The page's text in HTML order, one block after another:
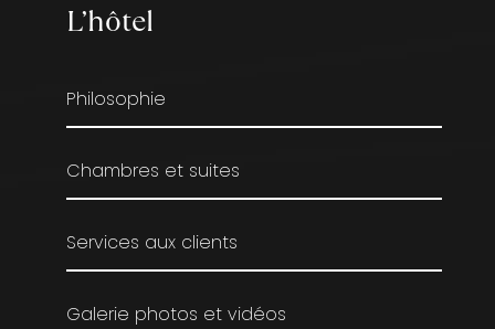
L’hôtel
Philosophie
Chambres et suites
Services aux clients
Galerie photos et vidéos